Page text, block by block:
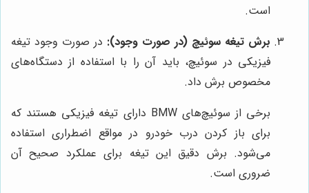
است.
برش تیغه سوئیچ (در صورت وجود): در صورت وجود تیغه
فیزیکی در سوئیچ، باید آن را با استفاده از دستگاه‌های
مخصوص برش داد.
برخی از سوئیچ‌های BMW دارای تیغه فیزیکی هستند که
برای باز کردن درب خودرو در مواقع اضطراری استفاده
می‌شود. برش دقیق این تیغه برای عملکرد صحیح آن
ضروری است.